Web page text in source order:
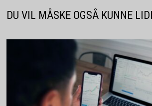
DU VIL MÅSKE OGSÅ KUNNE